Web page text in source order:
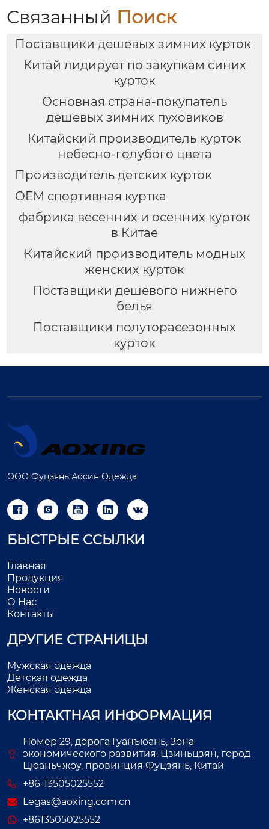
Связанный Поиск
Поставщики дешевых зимних курток
Китай лидирует по закупкам синих
курток
Основная страна-покупатель
дешевых зимних пуховиков
Китайский производитель курток
небесно-голубого цвета
Производитель детских курток
OEM спортивная куртка
фабрика весенних и осенних курток
в Китае
Китайский производитель модных
женских курток
Поставщики дешевого нижнего
белья
Поставщики полуторасезонных
курток
ООО Фуцзянь Аосин Одежда
    
БЫСТРЫЕ ССЫЛКИ
Главная
Продукция
Новости
О Нас
Контакты
ДРУГИЕ СТРАНИЦЫ
Мужская одежда
Детская одежда
Женская одежда
КОНТАКТНАЯ ИНФОРМАЦИЯ
Номер 29, дорога Гуанъюань, Зона
экономического развития, Цзиньцзян, город
Цюаньчжоу, провинция Фуцзянь, Китай
+86-13505025552
Legas@aoxing.com.cn
+8613505025552